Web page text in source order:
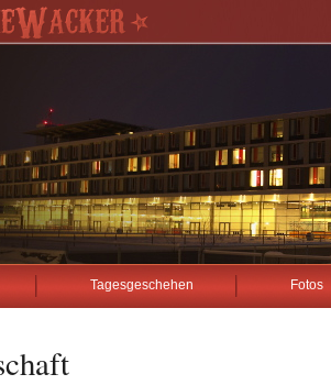
Tagesgeschehen Fotos